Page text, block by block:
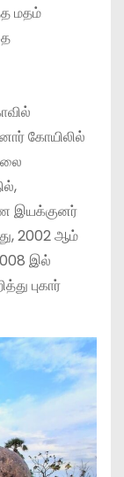
மதம்
கோயிலில்
இயக்குனர்
2002 ஆம்
இல்
புகார்